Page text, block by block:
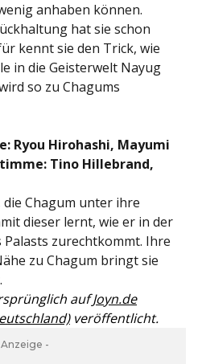
anhaben können.
hat sie schon
kennt sie den Trick, wie
in die Geisterwelt Nayug
so zu Chagums
Ryou Hirohashi, Mayumi
Tino Hillebrand,
Chagum unter ihre
dieser lernt, wie er in der
zurechtkommt. Ihre
zu Chagum bringt sie
aufJoyn.de
veröffentlicht.
Anzeige -